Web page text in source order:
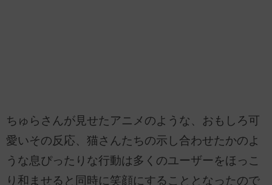
ちゅらさんが見せたアニメのような、おもしろ可
愛いその反応、猫さんたちの示し合わせたかのよ
うな息ぴったりな行動は多くのユーザーをほっこ
り和ませると同時に笑顔にすることとなったので